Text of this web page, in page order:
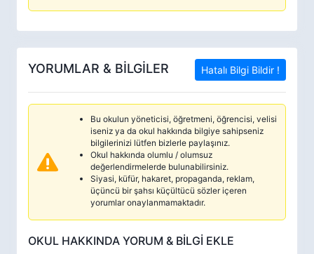
YORUMLAR & BİLGİLER Hatalı Bilgi Bildir !
Bu okulun yöneticisi, öğretmeni, öğrencisi, velisi
iseniz ya da okul hakkında bilgiye sahipseniz
bilgilerinizi lütfen bizlerle paylaşınız.
Okul hakkında olumlu / olumsuz
değerlendirmelerde bulunabilirsiniz.
Siyasi, küfür, hakaret, propaganda, reklam,
üçüncü bir şahsı küçültücü sözler içeren
yorumlar onaylanmamaktadır.
OKUL HAKKINDA YORUM & BİLGİ EKLE